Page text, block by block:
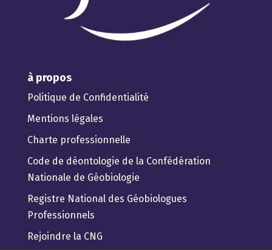
à propos
Politique de Confidentialité
Mentions légales
Charte professionnelle
Code de déontologie de la Confédération
Nationale de Géobiologie
Registre National des Géobiologues
Professionnels
Rejoindre la CNG